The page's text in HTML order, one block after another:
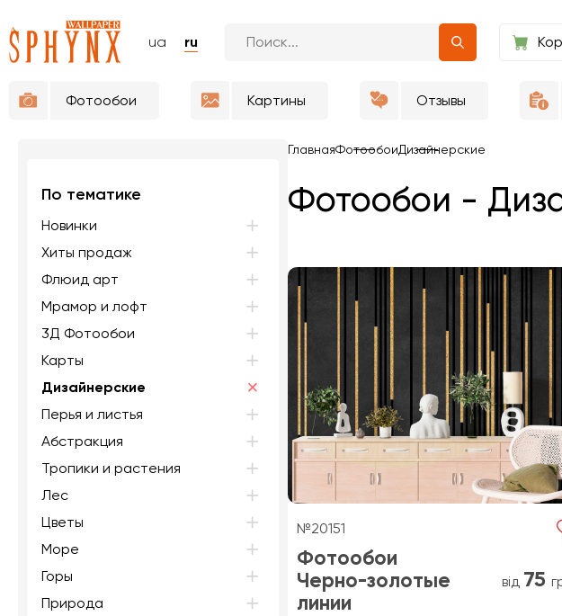
ua ru
Фотообои Картины Отзывы
По тематике
Новинки
Хиты продаж
Флюид арт
Мрамор и лофт
3Д Фотообои
Карты
Дизайнерские
Перья и листья
Абстракция
Тропики и растения
Лес
Цветы
Море
Горы
Природа
ГлавнаяФотообоиДизайнерские
Фотообои -
№20151
Фотообои
Черно-золотые
линии
від 75